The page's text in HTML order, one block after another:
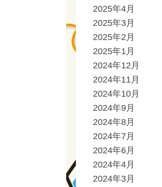
2025年4月
2025年3月
2025年2月
2025年1月
2024年12月
2024年11月
2024年10月
2024年9月
2024年8月
2024年7月
2024年6月
2024年4月
2024年3月